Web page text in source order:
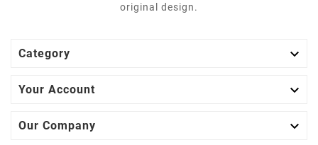
original design.
Category 
Your Account 
Our Company 